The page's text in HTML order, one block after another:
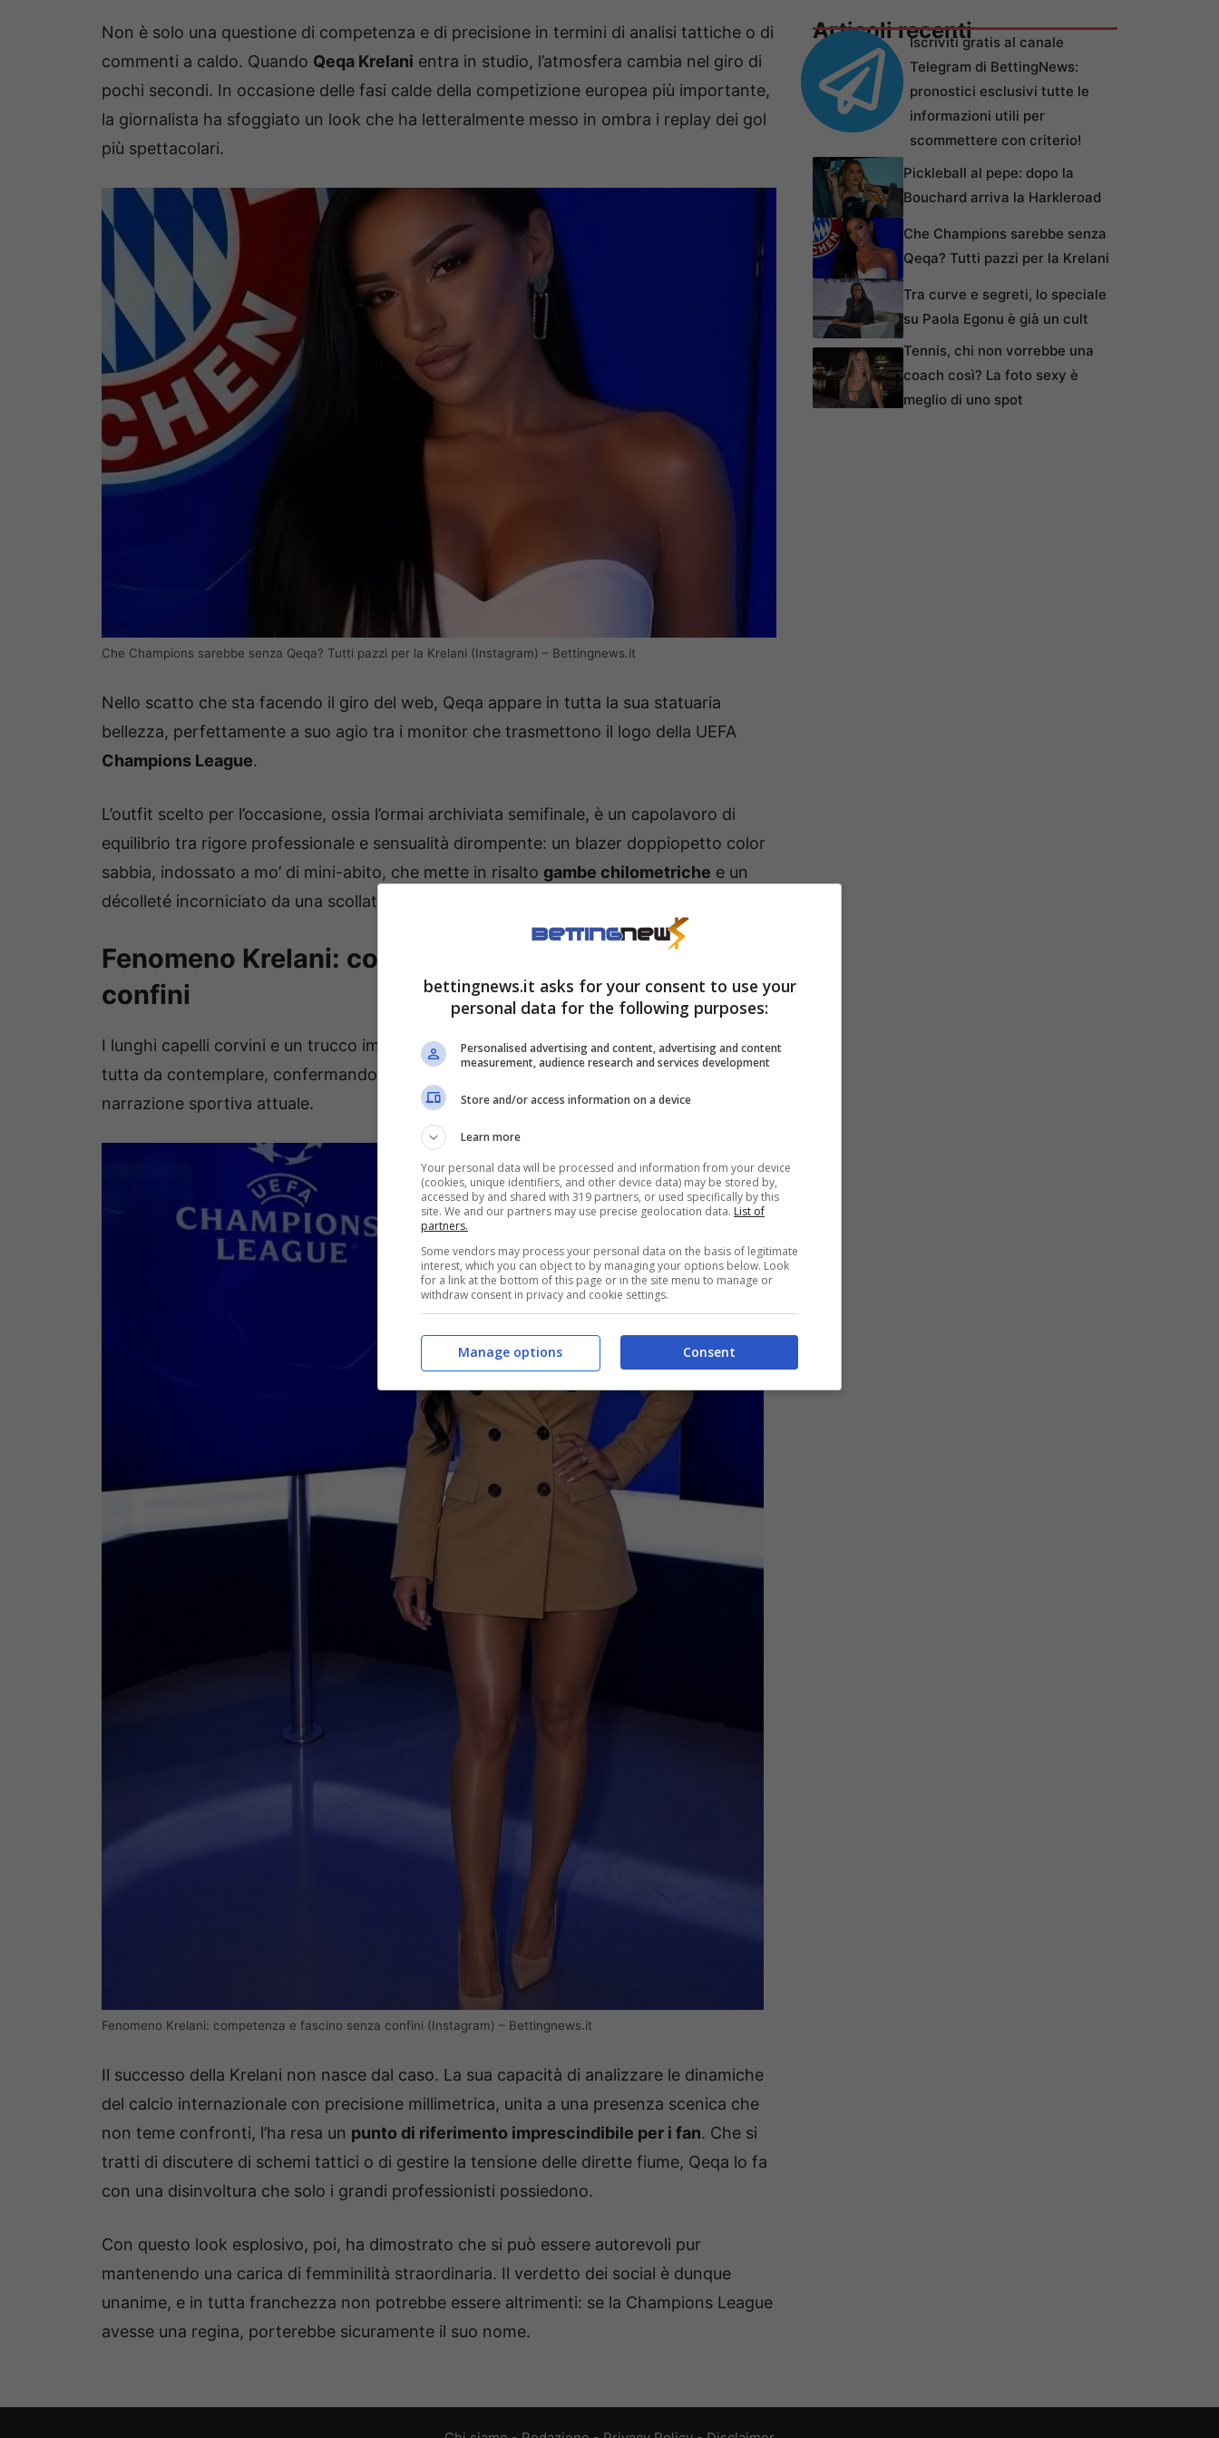
Non è solo una questione di competenza e di precisione in termini di analisi tattiche o di
commenti a caldo. Quando Qeqa Krelani entra in studio, l’atmosfera cambia nel giro di
pochi secondi. In occasione delle fasi calde della competizione europea più importante,
la giornalista ha sfoggiato un look che ha letteralmente messo in ombra i replay dei gol
più spettacolari.
Che Champions sarebbe senza Qeqa? Tutti pazzi per la Krelani (Instagram) – Bettingnews.it
Nello scatto che sta facendo il giro del web, Qeqa appare in tutta la sua statuaria
bellezza, perfettamente a suo agio tra i monitor che trasmettono il logo della UEFA
Champions League.
L’outfit scelto per l’occasione, ossia l’ormai archiviata semifinale, è un capolavoro di
equilibrio tra rigore professionale e sensualità dirompente: un blazer doppiopetto color
sabbia, indossato a mo’ di mini-abito, che mette in risalto gambe chilometriche e un
décolleté incorniciato da una scollatura profonda e decisa.
Fenomeno Krelani: competenza e fascino senza
confini
I lunghi capelli corvini e un trucco impeccabile completano un’immagine potentissima,
tutta da contemplare, confermando che Qeqa è un’autentica
narrazione sportiva attuale.
Fenomeno Krelani: competenza e fascino senza confini (Instagram) – Bettingnews.it
Il successo della Krelani non nasce dal caso. La sua capacità di analizzare le dinamiche
del calcio internazionale con precisione millimetrica, unita a una presenza scenica che
non teme confronti, l’ha resa un punto di riferimento imprescindibile per i fan. Che si
tratti di discutere di schemi tattici o di gestire la tensione delle dirette fiume, Qeqa lo fa
con una disinvoltura che solo i grandi professionisti possiedono.
Con questo look esplosivo, poi, ha dimostrato che si può essere autorevoli pur
mantenendo una carica di femminilità straordinaria. Il verdetto dei social è dunque
unanime, e in tutta franchezza non potrebbe essere altrimenti: se la Champions League
avesse una regina, porterebbe sicuramente il suo nome.
Articoli recentiIscriviti gratis al canale
Telegram di BettingNews:
pronostici esclusivi tutte le
informazioni utili per
scommettere con criterio!
Pickleball al pepe: dopo la
Bouchard arriva la Harkleroad
Che Champions sarebbe senza
Qeqa? Tutti pazzi per la Krelani
Tra curve e segreti, lo speciale
su Paola Egonu è già un cult
Tennis, chi non vorrebbe una
coach così? La foto sexy è
meglio di uno spot
bettingnews.it asks for your consent to use your
personal data for the following purposes:
Personalised advertising and content, advertising and content
measurement, audience research and services development
Store and/or access information on a device
Learn more
Your personal data will be processed and information from your device
(cookies, unique identifiers, and other device data) may be stored by,
accessed by and shared with 319 partners, or used specifically by this
site. We and our partners may use precise geolocation data. List of
partners.
Some vendors may process your personal data on the basis of legitimate
interest, which you can object to by managing your options below. Look
for a link at the bottom of this page or in the site menu to manage or
withdraw consent in privacy and cookie settings.
Consent
Manage options